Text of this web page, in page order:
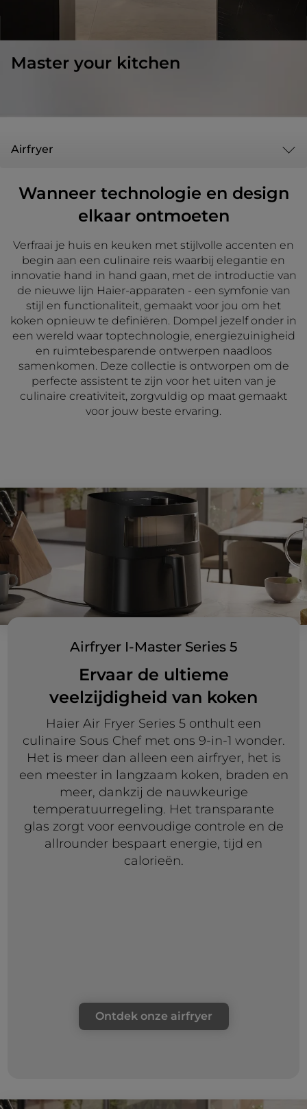
Master your kitchen
Airfryer
Wanneer technologie en design
elkaar ontmoeten
Verfraai je huis en keuken met stijlvolle accenten en
begin aan een culinaire reis waarbij elegantie en
innovatie hand in hand gaan, met de introductie van
de nieuwe lijn Haier-apparaten - een symfonie van
stijl en functionaliteit, gemaakt voor jou om het
koken opnieuw te definiëren. Dompel jezelf onder in
een wereld waar toptechnologie, energiezuinigheid
en ruimtebesparende ontwerpen naadloos
samenkomen. Deze collectie is ontworpen om de
perfecte assistent te zijn voor het uiten van je
culinaire creativiteit, zorgvuldig op maat gemaakt
voor jouw beste ervaring.
Airfryer I-Master Series 5
Ervaar de ultieme
veelzijdigheid van koken
Haier Air Fryer Series 5 onthult een
culinaire Sous Chef met ons 9-in-1 wonder.
Het is meer dan alleen een airfryer, het is
een meester in langzaam koken, braden en
meer, dankzij de nauwkeurige
temperatuurregeling. Het transparante
glas zorgt voor eenvoudige controle en de
allrounder bespaart energie, tijd en
calorieën.
Ontdek onze airfryer